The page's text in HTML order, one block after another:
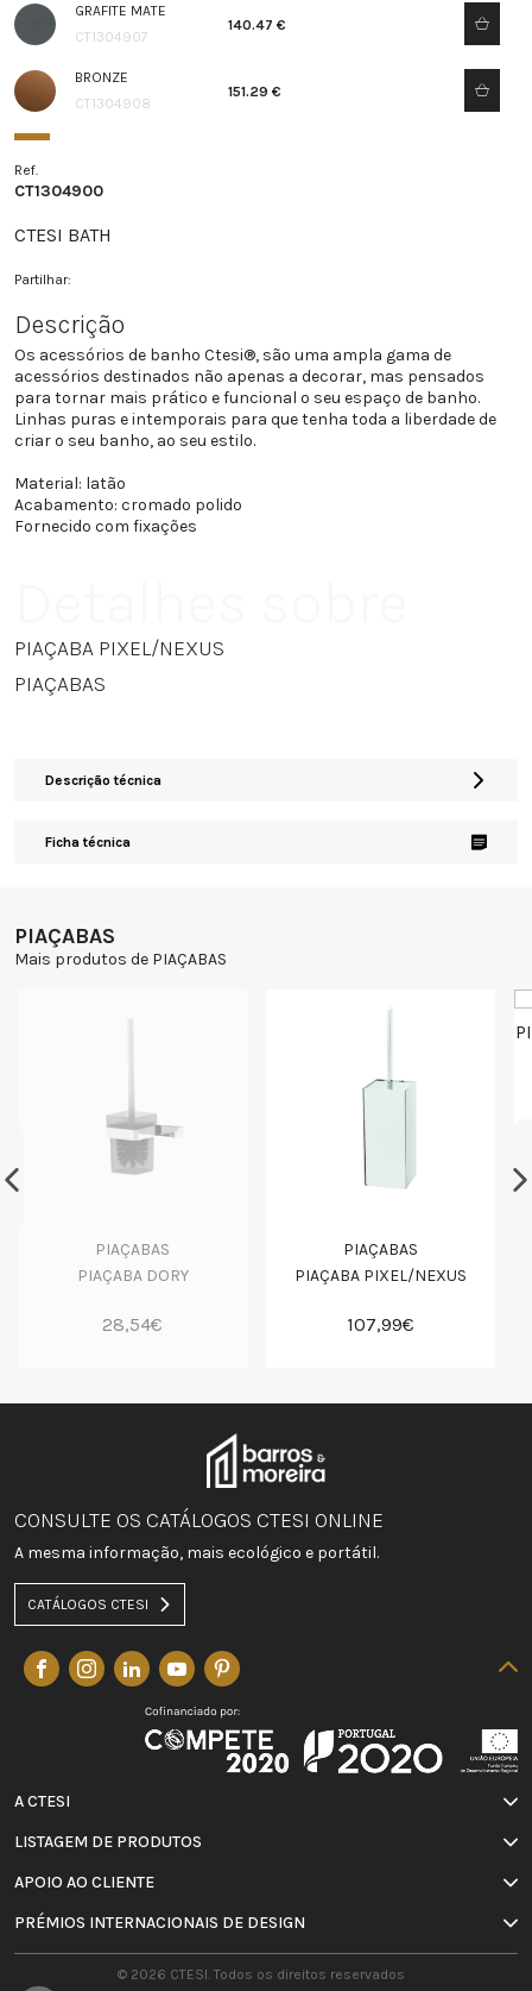
GRAFITE MATE
CT1304907
140.47 €
BRONZE
CT1304908
151.29 €
Ref.
CT1304900
CTESI BATH
Partilhar:
Descrição
Os acessórios de banho Ctesi®, são uma ampla gama de
acessórios destinados não apenas a decorar, mas pensados
para tornar mais prático e funcional o seu espaço de banho.
Linhas puras e intemporais para que tenha toda a liberdade de
criar o seu banho, ao seu estilo.
Material: latão
Acabamento: cromado polido
Fornecido com fixações
PIAÇABA PIXEL/NEXUS
PIAÇABAS
Descrição técnica
Ficha técnica
PIAÇABAS
Mais produtos de PIAÇABAS
PIAÇABAS
PIAÇABA DORY
28,54€
PIAÇABAS
PIAÇABA PIXEL/NEXUS
107,99€
CONSULTE OS CATÁLOGOS CTESI ONLINE
A mesma informação, mais ecológico e portátil.
CATÁLOGOS CTESI
A CTESI
LISTAGEM DE PRODUTOS
APOIO AO CLIENTE
PRÉMIOS INTERNACIONAIS DE DESIGN
© 2026 CTESI. Todos os direitos reservados